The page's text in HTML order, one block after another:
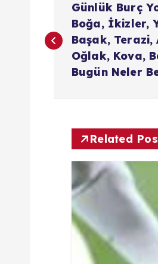
a
Günlük Burç
Boğa, İkizler,
Başak, Terazi,
Oğlak, Kova,
Bugün Neler
Related